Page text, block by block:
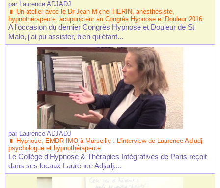
par Laurence ADJADJ
Un atelier avec le Dr Jean-Michel HERIN, anesthésiste,
hypnothérapeute, acupuncteur au Congrès Hypnose et Douleur 2016
A l'occasion du dernier Congrès Hypnose et Douleur de St
Malo, j'ai pu assister, bien qu'étant...
par Laurence ADJADJ
Hypnose, EMDR-IMO à Marseille : L'interview de Laurence Adjadj
psychologue et hypnothérapeute
Le Collège d'Hypnose & Thérapies Intégratives de Paris reçoit
dans ses locaux Laurence Adjadj,...